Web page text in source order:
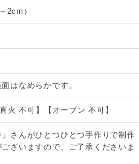
2cm）
はなめらかです。
火 不可】【オーブン 不可】
さんがひとつひとつ手作りで制作
ざいますので、ご了承くださいま